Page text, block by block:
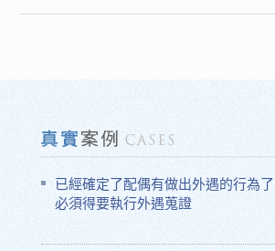
已經確定了配偶有做出外遇的行為
必須得要執行外遇蒐證